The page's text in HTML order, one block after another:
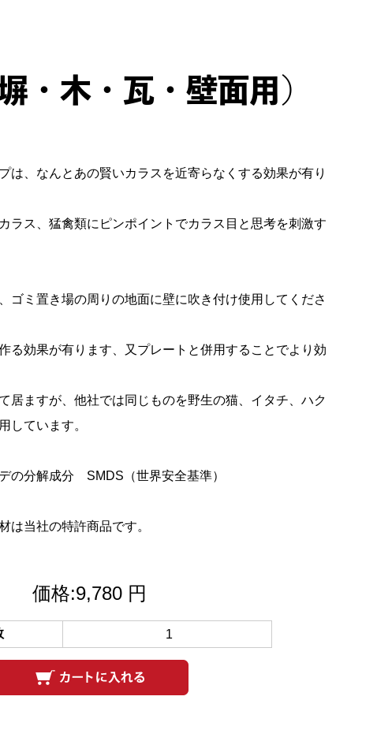
木・瓦・壁面用）
は、なんとあの賢いカラスを近寄らなくする効果が有り
ラス、猛禽類にピンポイントでカラス目と思考を刺激す
ゴミ置き場の周りの地面に壁に吹き付け使用してくださ
る効果が有ります、又プレートと併用することでより効
居ますが、他社では同じものを野生の猫、イタチ、ハク
しています。
の分解成分 SMDS（世界安全基準）
は当社の特許商品です。
価格:9,780 円